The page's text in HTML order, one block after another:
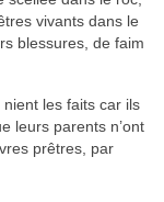
vivants dans le
blessures, de faim
les faits car ils
leurs parents n’ont
prêtres, par